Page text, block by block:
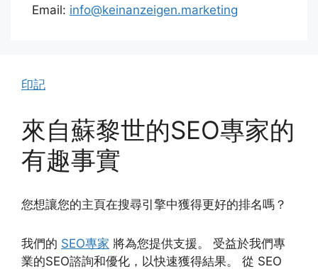
Email: info@keinanzeigen.marketing
印記
來自蘇黎世的SEO專家的
有趣事實
您想讓您的主頁在搜尋引擎中獲得更好的排名嗎？
我們的 SEO專家 將為您提供支援。 受益於我們專
業的SEO諮詢和優化，以快速獲得結果。 從 SEO